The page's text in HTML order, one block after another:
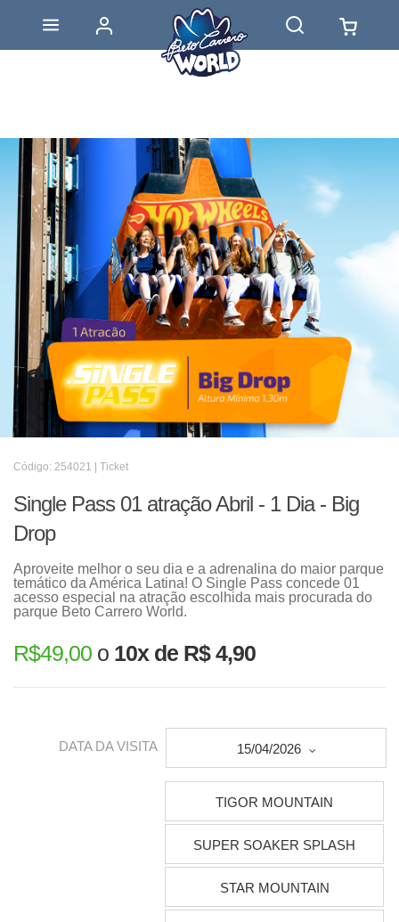
Código: 254021 | Ticket
Single Pass 01 atração Abril - 1 Dia - Big
Drop
Aproveite melhor o seu dia e a adrenalina do maior parque
temático da América Latina! O Single Pass concede 01
acesso especial na atração escolhida mais procurada do
parque Beto Carrero World.
R$49,00 o 10x de R$ 4,90
DATA DA VISITA 15/04/2026
TIGOR MOUNTAIN
SUPER SOAKER SPLASH
STAR MOUNTAIN